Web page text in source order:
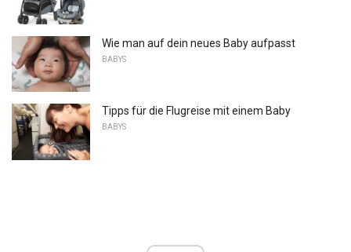
Wie man auf dein neues Baby aufpasst
BABYS
Tipps für die Flugreise mit einem Baby
BABYS